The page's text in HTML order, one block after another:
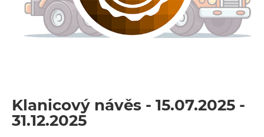
Klanicový návěs - 15.07.2025 -
31.12.2025